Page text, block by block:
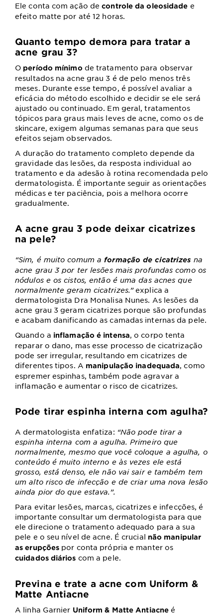
Ele conta com ação decontrole da oleosidade e
efeito matte por até 12 horas.
Quanto tempo demora para tratar a
acne grau 3?
O período mínimo de tratamento para observar
resultados na acne grau 3 é de pelo menos três
meses. Durante esse tempo, é possível avaliar a
eficácia do método escolhido e decidir se ele será
ajustado ou continuado. Em geral, tratamentos
tópicos para graus mais leves de acne, como os de
skincare, exigem algumas semanas para que seus
efeitos sejam observados.
A duração do tratamento completo depende da
gravidade das lesões, da resposta individual ao
tratamento e da adesão à rotina recomendada pelo
dermatologista. É importante seguir as orientações
médicas e ter paciência, pois a melhora ocorre
gradualmente.
A acne grau 3 pode deixar cicatrizes
na pele?
“Sim, é muito comum aformação de cicatrizes na
acne grau 3 por ter lesões mais profundas como os
nódulos e os cistos, então é uma das acnes que
normalmente geram cicatrizes.”explica a
dermatologista Dra Monalisa Nunes. As lesões da
acne grau 3 geram cicatrizes porque são profundas
e acabam danificando as camadas internas da pele.
Quando a inflamação é intensa, o corpo tenta
reparar o dano, mas esse processo de cicatrização
pode ser irregular, resultando em cicatrizes de
diferentes tipos. A manipulação inadequada, como
espremer espinhas, também pode agravar a
inflamação e aumentar o risco de cicatrizes.
Pode tirar espinha interna com agulha?
A dermatologista enfatiza: “Não pode tirar a
espinha interna com a agulha. Primeiro que
normalmente, mesmo que você coloque a agulha, o
conteúdo é muito interno e às vezes ele está
grosso, está denso, ele não vai sair e também tem
um alto risco de infecção e de criar uma nova lesão
ainda pior do que estava.”.
Para evitar lesões, marcas, cicatrizes e infecções, é
importante consultar um dermatologista para que
ele direcione o tratamento adequado para a sua
pele e o seu nível de acne. É crucial não manipular
as erupções por conta própria e manter os
cuidados diários com a pele.
Previna e trate a acne com Uniform &
Matte Antiacne
A linha Garnier Uniform & Matte Antiacneé